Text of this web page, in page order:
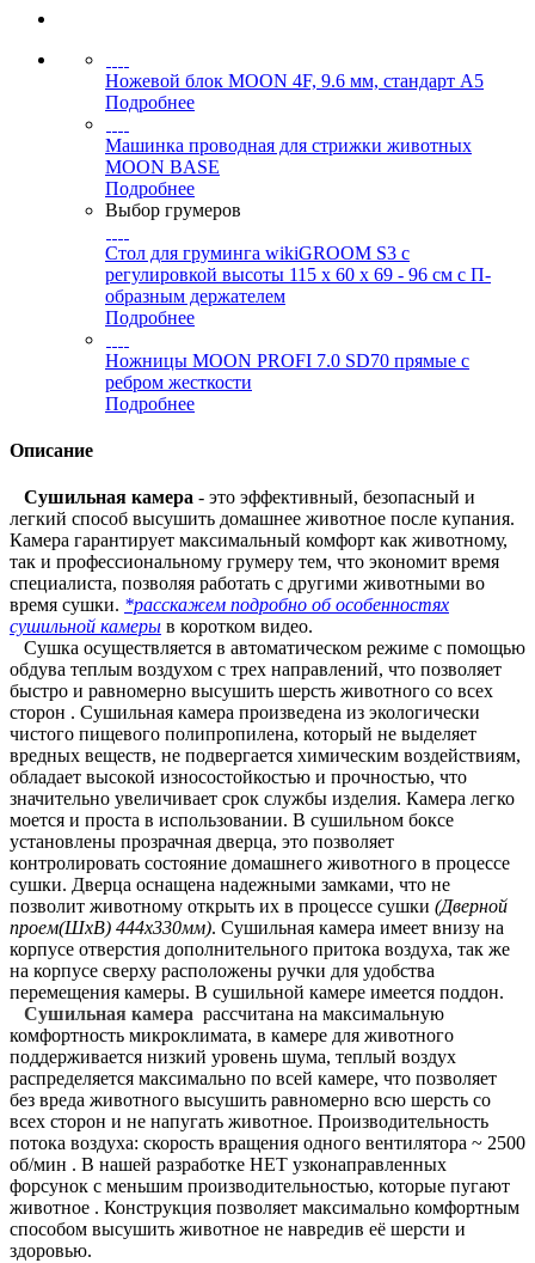
Ножевой блок MOON 4F, 9.6 мм, стандарт А5
Подробнее
Машинка проводная для стрижки животных
MOON BASE
Подробнее
Выбор грумеров
Стол для груминга wikiGROOM S3 с
регулировкой высоты 115 x 60 x 69 - 96 см с П-
образным держателем
Подробнее
Ножницы MOON PROFI 7.0 SD70 прямые с
ребром жесткости
Подробнее
Описание
Сушильная камера - это эффективный, безопасный и
легкий способ высушить домашнее животное после купания.
Камера гарантирует максимальный комфорт как животному,
так и профессиональному грумеру тем, что экономит время
специалиста, позволяя работать с другими животными во
время сушки. *расскажем подробно об особенностях
сушильной камеры в коротком видео.
Сушка осуществляется в автоматическом режиме с помощью
обдува теплым воздухом с трех направлений, что позволяет
быстро и равномерно высушить шерсть животного со всех
сторон . Сушильная камера произведена из экологически
чистого пищевого полипропилена, который не выделяет
вредных веществ, не подвергается химическим воздействиям,
обладает высокой износостойкостью и прочностью, что
значительно увеличивает срок службы изделия. Камера легко
моется и проста в использовании. В сушильном боксе
установлены прозрачная дверца, это позволяет
контролировать состояние домашнего животного в процессе
сушки. Дверца оснащена надежными замками, что не
позволит животному открыть их в процессе сушки (Дверной
проем(ШхВ) 444х330мм). Сушильная камера имеет внизу на
корпусе отверстия дополнительного притока воздуха, так же
на корпусе сверху расположены ручки для удобства
перемещения камеры. В сушильной камере имеется поддон.
Сушильная камера рассчитана на максимальную
комфортность микроклимата, в камере для животного
поддерживается низкий уровень шума, теплый воздух
распределяется максимально по всей камере, что позволяет
без вреда животного высушить равномерно всю шерсть со
всех сторон и не напугать животное. Производительность
потока воздуха: скорость вращения одного вентилятора ~ 2500
об/мин . В нашей разработке НЕТ узконаправленных
форсунок с меньшим производительностью, которые пугают
животное . Конструкция позволяет максимально комфортным
способом высушить животное не навредив её шерсти и
здоровью.